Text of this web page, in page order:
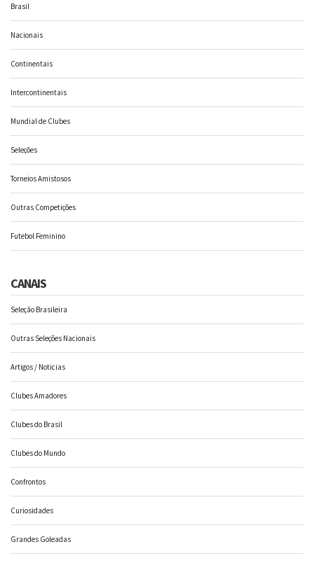
Brasil
Nacionais
Continentais
Intercontinentais
Mundial de Clubes
Seleções
Torneios Amistosos
Outras Competições
Futebol Feminino
CANAIS
Seleção Brasileira
Outras Seleções Nacionais
Artigos / Noticias
Clubes Amadores
Clubes do Brasil
Clubes do Mundo
Confrontos
Curiosidades
Grandes Goleadas